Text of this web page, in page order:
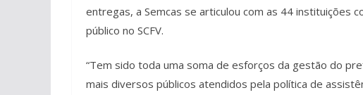
entregas, a Semcas se articulou com as 44 instituições
público no SCFV.
“Tem sido toda uma soma de esforços da gestão do
mais diversos públicos atendidos pela política de